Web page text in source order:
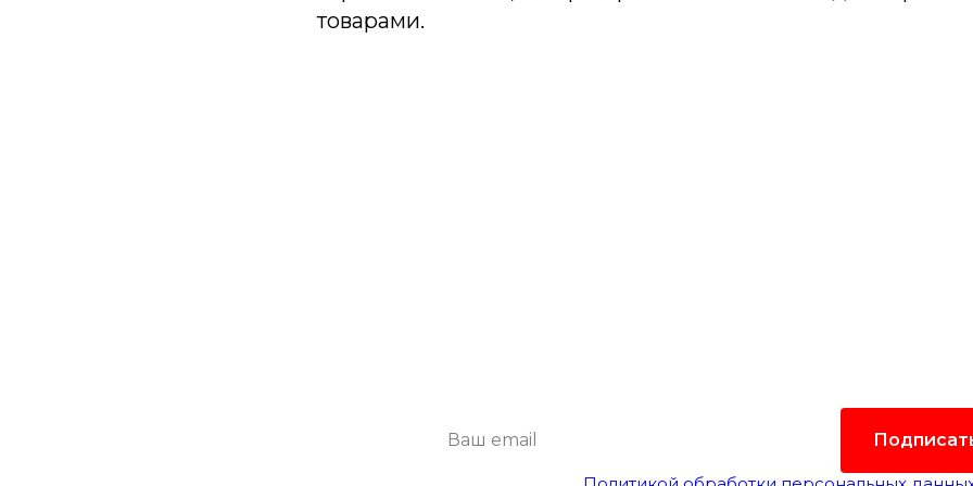
товарами.